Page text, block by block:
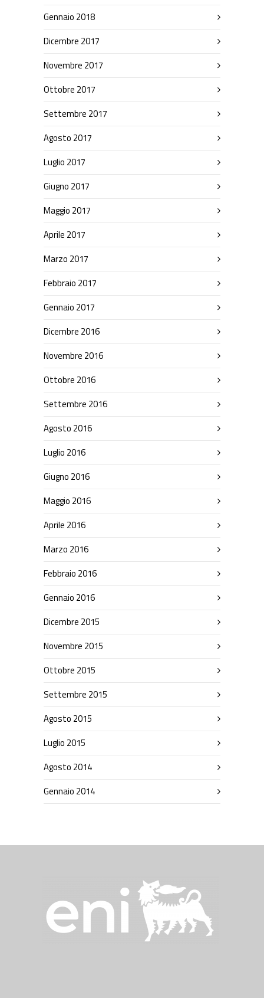
Gennaio 2018
Dicembre 2017
Novembre 2017
Ottobre 2017
Settembre 2017
Agosto 2017
Luglio 2017
Giugno 2017
Maggio 2017
Aprile 2017
Marzo 2017
Febbraio 2017
Gennaio 2017
Dicembre 2016
Novembre 2016
Ottobre 2016
Settembre 2016
Agosto 2016
Luglio 2016
Giugno 2016
Maggio 2016
Aprile 2016
Marzo 2016
Febbraio 2016
Gennaio 2016
Dicembre 2015
Novembre 2015
Ottobre 2015
Settembre 2015
Agosto 2015
Luglio 2015
Agosto 2014
Gennaio 2014